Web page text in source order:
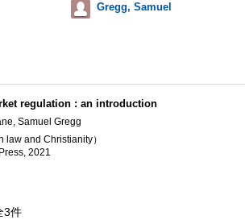
Gregg, Samuel
regulation : an introduction
Samuel Gregg
law and Christianity）
2021
3件